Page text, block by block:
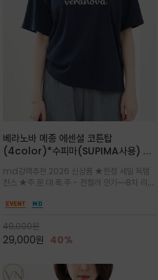
베라노바 메종 에센셜 코튼탑
(4color)*수피마(SUPIMA사용) 레
는 레터링 티셔츠
md강력추천 2026 신상품 ★한정 세일 득템
찬스 ★주.문.대.폭.주 - 전컬러 인기~~8차 리오
픽이나 컬러 조합을 통해 'Essential'한 무드를
좋은 컬러웨이와 디자인입니다^^
49,000원
29,000원 40%